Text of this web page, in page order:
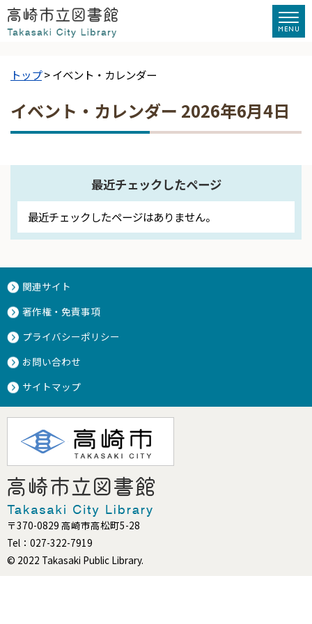
トップ> イベント・カレンダー
イベント・カレンダー 2026年6月4日
最近チェックしたページ
最近チェックしたページはありません。
関連サイト
著作権・免責事項
プライバシーポリシー
お問い合わせ
サイトマップ
〒370-0829 高崎市高松町5-28
Tel：027-322-7919
© 2022 Takasaki Public Library.